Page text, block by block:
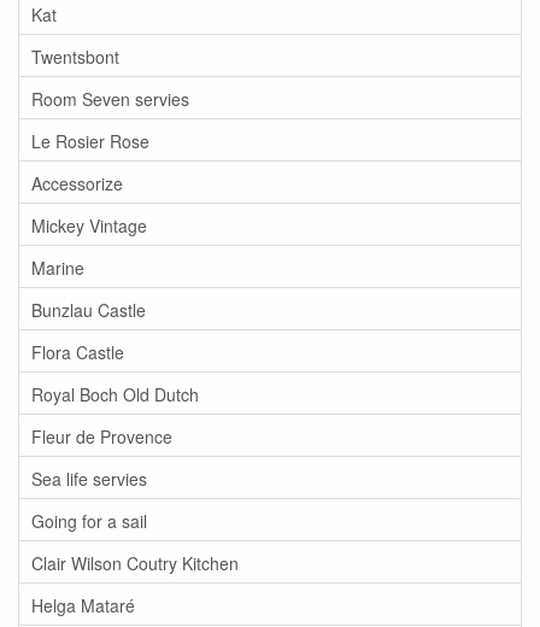
Kat
Twentsbont
Room Seven servies
Le Rosier Rose
Accessorize
Mickey Vintage
Marine
Bunzlau Castle
Flora Castle
Royal Boch Old Dutch
Fleur de Provence
Sea life servies
Going for a sail
Clair Wilson Coutry Kitchen
Helga Mataré